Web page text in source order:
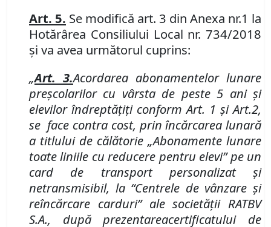
Art. 5. Se modifică art. 3 din Anexa nr.1 la
Hotărârea Consiliului Local nr. 734/2018
şi va avea următorul cuprins:
„Art. 3.Acordarea abonamentelor lunare
preşcolarilor cu vârsta de peste 5 anişi
elevilor îndreptăţiţi conform Art. 1 şi Art.2,
se face contra cost, prin încărcarea lunară
a titlului de călătorie „Abonamente lunare
toate liniile cu reducere pentru elevi” pe un
card de transport personalizat şi
netransmisibil, la “Centrele de vânzare şi
reîncărcare carduri” alesocietăţii RATBV
S.A., după prezentareacertificatului de